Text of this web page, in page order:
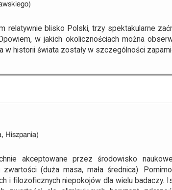
relatywnie blisko Polski, trzy spektakularne
w jakich okolicznościach można
w historii świata zostały w szczególności
Hiszpania)
akceptowane przez środowisko
(duża masa, mała średnica).
i filozoficznych niepokojów dla wielu badaczy.